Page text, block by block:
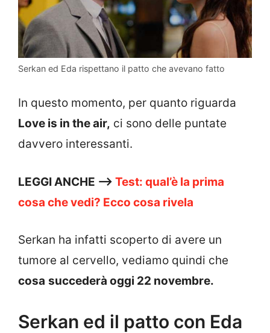
Serkan ed Eda rispettano il patto che avevano fatto
In questo momento, per quanto riguarda
Love is in the air, ci sono delle puntate
davvero interessanti.
LEGGI ANCHE —> Test: qual’è la prima
cosa che vedi? Ecco cosa rivela
Serkan ha infatti scoperto di avere un
tumore al cervello, vediamo quindi che
cosa succederà oggi 22 novembre.
Serkan ed il patto con Eda